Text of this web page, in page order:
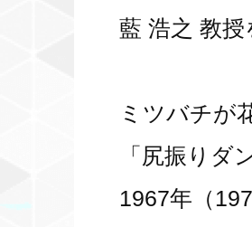
藍 浩之 教
ミツバチが
「尻振りダ
1967年（